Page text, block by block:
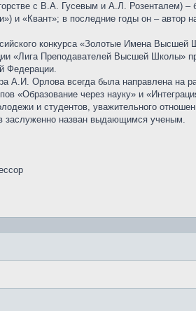
с В.А. Гусевым и А.Л. Розенталем)
и «Квант»; в последние годы он – автор
конкурса «Золотые Имена Высшей
«Лига Преподавателей Высшей Школы»
Федерации.
А.И. Орлова всегда была направлена на
«Образование через науку» и
и студентов, уважительного
заслуженно назван выдающимся ученым.